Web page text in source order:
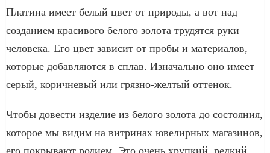
Платина имеет белый цвет от природы, а вот над
созданием красивого белого золота трудятся руки
человека. Его цвет зависит от пробы и материалов,
которые добавляются в сплав. Изначально оно имеет
серый, коричневый или грязно-желтый оттенок.
Чтобы довести изделие из белого золота до состояния,
которое мы видим на витринах ювелирных магазинов,
его покрывают родием. Это очень хрупкий, редкий